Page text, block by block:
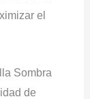
el
Sombra
de